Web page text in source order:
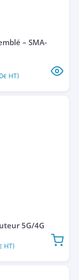
– SMA-
€ HT)
5G/4G
HT)